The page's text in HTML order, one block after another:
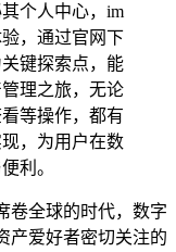
个人中心，im
，通过官网下
键探索点，能
理之旅，无论
等操作，都有
，为用户在数
利。
卷全球的时代，数字
产爱好者密切关注的